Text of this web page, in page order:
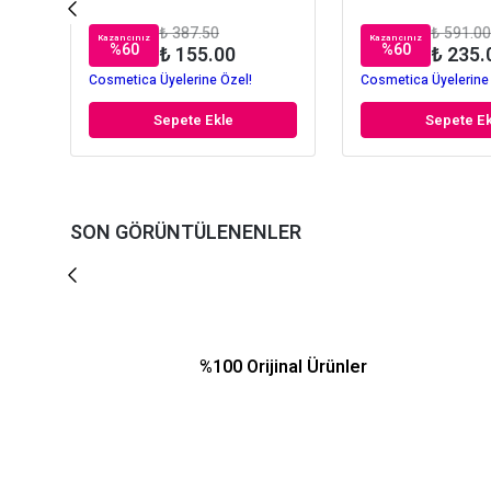
Kazancınız
%60
₺ 387.50
₺ 155.00
Cosmetica Üyelerine Özel!
Sepete Ekle
Kazancınız
%60
₺ 591.00
₺
Cosmetica
Sepete
SON GÖRÜNTÜLENENLER
%100 Orijinal Ürünler